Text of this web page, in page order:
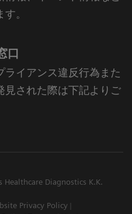
。
口
イアンス違反行為また
見された際は下記よりご
Healthcare Diagnostics K.K.
Privacy Policy